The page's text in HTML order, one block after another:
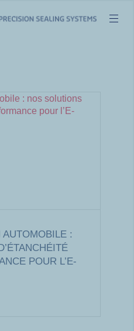
:
POUR L’E-